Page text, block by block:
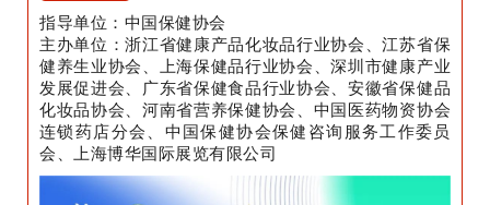
指导单位：中国保健协会
主办单位：浙江省健康产品化妆品行业协会、江苏省保
健养生业协会、上海保健品行业协会、深圳市健康产业
发展促进会、广东省保健食品行业协会、安徽省保健品
化妆品协会、河南省营养保健协会、中国医药物资协会
连锁药店分会、中国保健协会保健咨询服务工作委员
会、上海博华国际展览有限公司